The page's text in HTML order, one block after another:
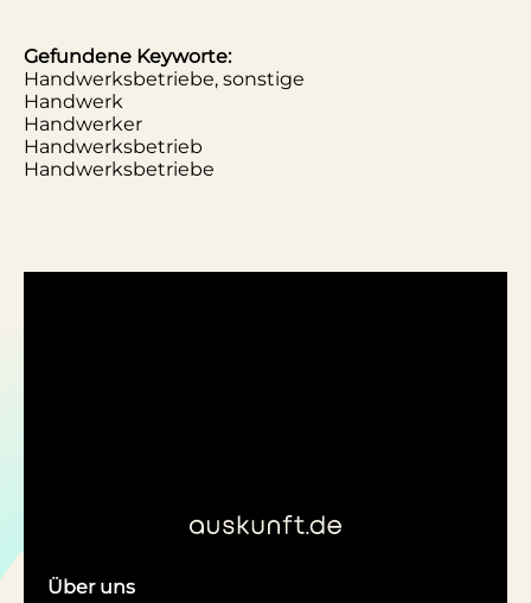
Gefundene Keyworte:
Handwerksbetriebe, sonstige
Handwerk
Handwerker
Handwerksbetrieb
Handwerksbetriebe
Über uns